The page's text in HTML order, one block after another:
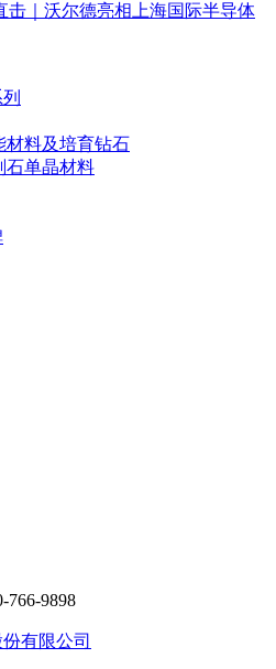
击｜沃尔德亮相上海国际半导体
材料及培育钻石
石单晶材料
766-9898